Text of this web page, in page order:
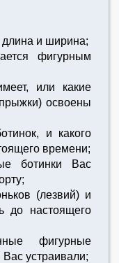
и ширина;
фигурным
или какие
освоены
и какого
времени;
ботинки Вас
(лезвий) и
до настоящего
фигурные
Вас устраивали;